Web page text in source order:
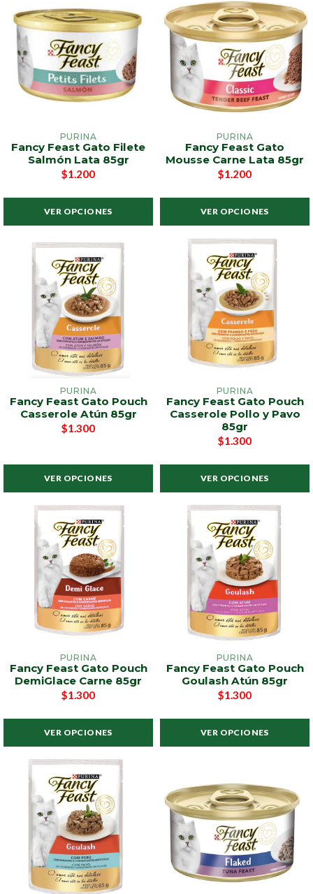
PURINA
Fancy Feast Gato Filete
Salmón Lata 85gr
$1.200
VER OPCIONES
PURINA
Fancy Feast Gato
Mousse Carne Lata 85gr
$1.200
VER OPCIONES
PURINA
Fancy Feast Gato Pouch
Casserole Atún 85gr
$1.300
VER OPCIONES
PURINA
Fancy Feast Gato Pouch
Casserole Pollo y Pavo
85gr
$1.300
VER OPCIONES
PURINA
Fancy Feast Gato Pouch
DemiGlace Carne 85gr
$1.300
VER OPCIONES
PURINA
Fancy Feast Gato Pouch
Goulash Atún 85gr
$1.300
VER OPCIONES